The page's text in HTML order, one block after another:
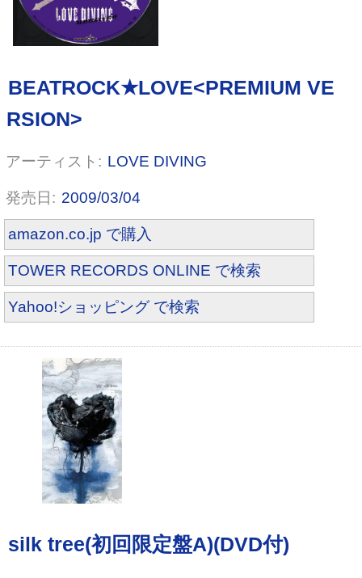
LOVE DIVING
2009/03/04
amazon.co.jp で購入
TOWER RECORDS ONLINE で検索
Yahoo!ショッピング で検索
「VENOM」
The End of Missing